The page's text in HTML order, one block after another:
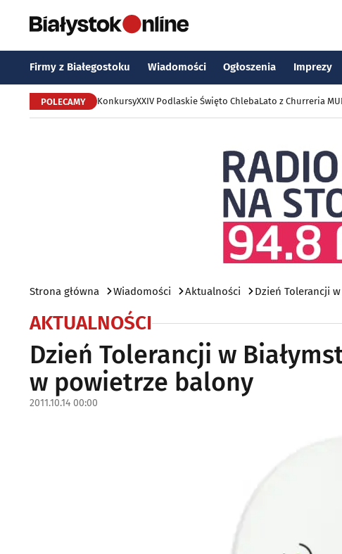
Firmy z Białegostoku Wiadomości Ogłoszenia Imprezy
POLECAMY KonkursyXXIV Podlaskie Święto ChlebaLato z Churreria
Strona główna Wiadomości Aktualności Dzień Tolerancji
AKTUALNOŚCI
Dzień Tolerancji w
w powietrze balony
2011.10.14 00:00